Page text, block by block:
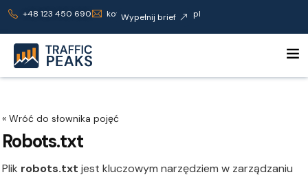
+48 123 450 690 kontakt@trafficpeaks.pl
Wypełnij brief
Robots.txt
Plik robots.txt jest kluczowym narzędziem w zarządzaniu